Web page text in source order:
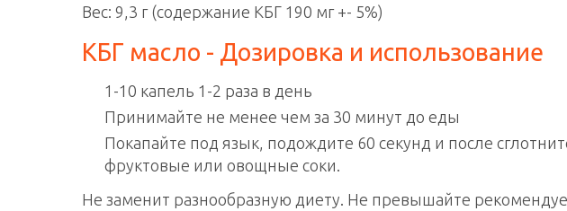
Вес: 9,3 г (содержание КБГ 190 мг +- 5%)
КБГ масло - Дозировка и использование
1-10 капель 1-2 раза в день
Принимайте не менее чем за 30 минут до еды
Покапайте под язык, подождите 60 секунд и после
фруктовые или овощные соки.
Не заменит разнообразную диету. Не превышайте